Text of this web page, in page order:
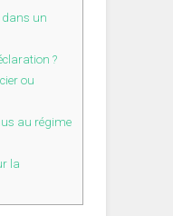
dans un
?
ou
au régime
la